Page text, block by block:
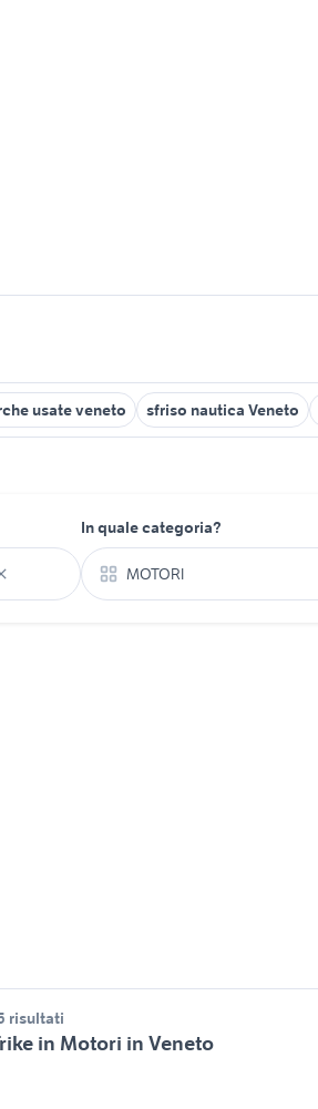
usate veneto sfriso nautica Veneto
In quale categoria?
MOTORI
risultati
in Motori in Veneto